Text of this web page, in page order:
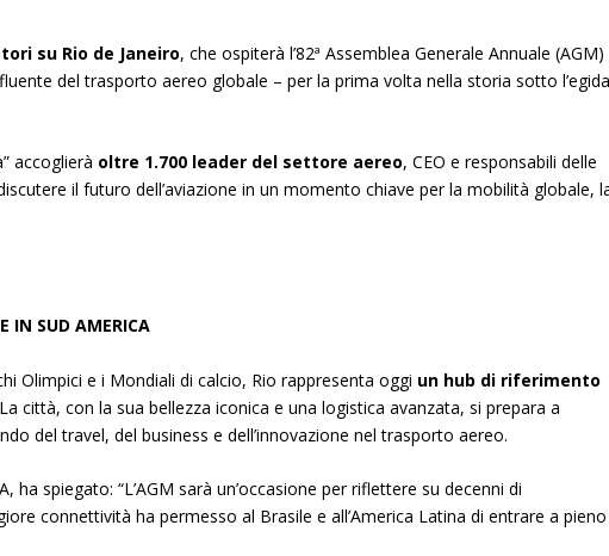
su Rio de Janeiro, che ospiterà l’82ª Assemblea Generale Annuale (AGM)
del trasporto aereo globale – per la prima volta nella storia sotto
accoglierà oltre 1.700 leader del settore aereo, CEO e responsabili delle
il futuro dell’aviazione in un momento chiave per la mobilità globale,
IN SUD AMERICA
Olimpici e i Mondiali di calcio, Rio rappresenta oggi un hub di riferimento
città, con la sua bellezza iconica e una logistica avanzata, si prepara a
del travel, del business e dell’innovazione nel trasporto aereo.
ha spiegato: “L’AGM sarà un’occasione per riflettere su decenni di
connettività ha permesso al Brasile e all’America Latina di entrare a pieno